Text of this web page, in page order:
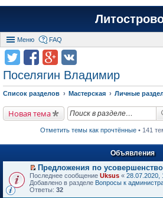
Меню FAQ
Поселягин Владимир
Список разделов Мастерская Личные
Новая тема
Отметить темы как прочтённые • 141
Объявления
П
е
р
Предложения по
Последнее сообщение Uksus « 28.07.2020,
Добавлено в разделе Вопросы к
Ответы: 32